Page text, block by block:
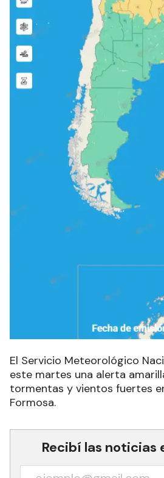
El Servicio Meteorológico
este martes una alerta
tormentas y vientos fuertes
Formosa.
Recibí las noticias